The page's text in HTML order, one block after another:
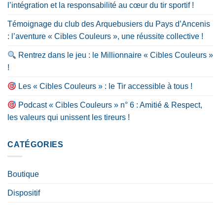
l’intégration et la responsabilité au cœur du tir sportif !
Témoignage du club des Arquebusiers du Pays d’Ancenis
: l’aventure « Cibles Couleurs », une réussite collective !
Rentrez dans le jeu : le Millionnaire « Cibles Couleurs »
!
Les « Cibles Couleurs » : le Tir accessible à tous !
Podcast « Cibles Couleurs » n° 6 : Amitié & Respect,
les valeurs qui unissent les tireurs !
CATÉGORIES
Boutique
Dispositif